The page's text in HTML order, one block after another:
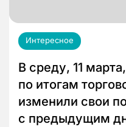
Интересное
В среду, 11
по итогам
изменили свои
с предыдущим